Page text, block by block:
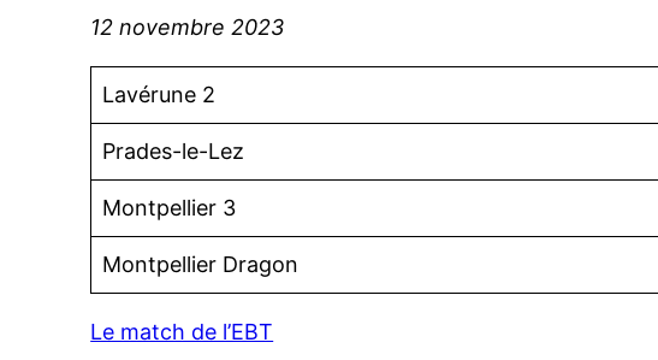
12 novembre 2023
Lavérune 2
Prades-le-Lez
Montpellier 3
Montpellier Dragon
Le match de l’EBT